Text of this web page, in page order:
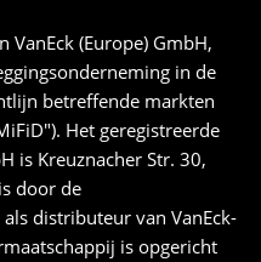
(Europe) GmbH,
in de
betreffende markten
Het geregistreerde
is Kreuznacher Str. 30,
door de
distributeur van VanEck-
is opgericht